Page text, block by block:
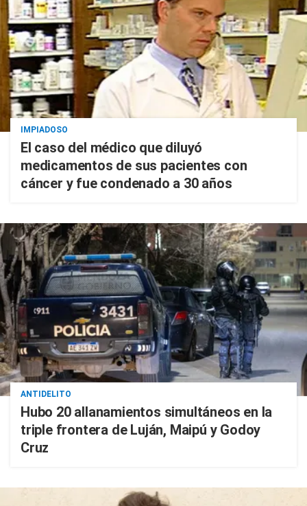
IMPIADOSO
El caso del médico que diluyó
medicamentos de sus pacientes con
cáncer y fue condenado a 30 años
ANTIDELITO
Hubo 20 allanamientos simultáneos en la
triple frontera de Luján, Maipú y Godoy
Cruz